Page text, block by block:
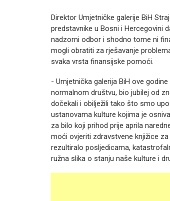
Direktor Umjetničke galerije BiH
predstavnike u Bosni i Hercegovini
nadzorni odbor i shodno tome ni
mogli obratiti za rješavanje
svaka vrsta finansijske pomoći.
- Umjetnička galerija BiH ove
normalnom društvu, bio jubilej od
dočekali i obilježili tako što smo
ustanovama kulture kojima je
za bilo koji prihod prije aprila
moći ovjeriti zdravstvene knjižice
rezultiralo posljedicama,
ružna slika o stanju naše kulture i